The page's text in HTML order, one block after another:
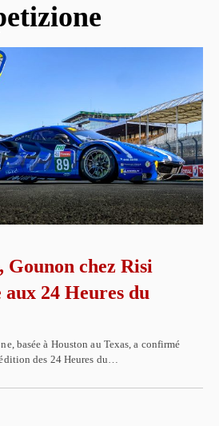
Gounon chez Risi
24 Heures du
basée à Houston au Texas, a confirmé
des 24 Heures du…